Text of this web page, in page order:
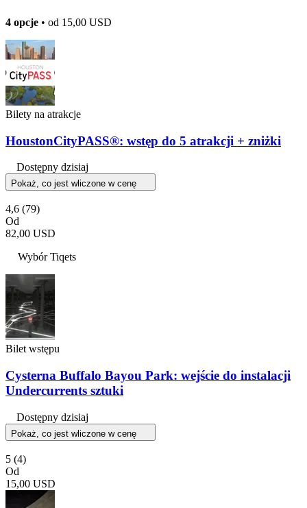
4 opcje • od 15,00 USD
Bilety na atrakcje
HoustonCityPASS®: wstęp do 5 atrakcji + zniżki
Dostępny dzisiaj
Pokaż, co jest wliczone w cenę
4,6 (79)
Od
82,00 USD
Wybór Tiqets
Bilet wstępu
Cysterna Buffalo Bayou Park: wejście do instalacji
Undercurrents sztuki
Dostępny dzisiaj
Pokaż, co jest wliczone w cenę
5 (4)
Od
15,00 USD